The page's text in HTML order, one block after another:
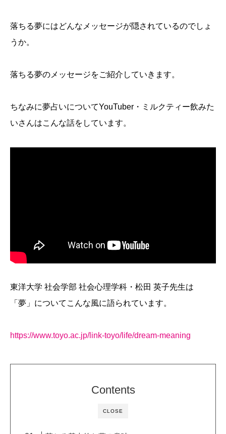
落ちる夢にはどんなメッセージが隠されているのでしょ
うか。
落ちる夢のメッセージをご紹介していきます。
ちなみに夢占いについてYouTuber・ミルクティー飲みた
いさんはこんな話をしています。
東洋大学 社会学部 社会心理学科・松田 英子先生は
「夢」についてこんな風に語られています。
https://www.toyo.ac.jp/link-toyo/life/dream-meaning
CLOSE
Contents